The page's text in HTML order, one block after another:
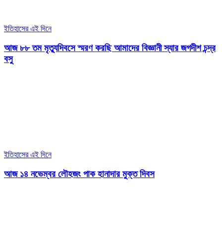
ইতিহাসের এই দিনে
আজ ৮৮ তম মৃত্যুদিবসে স্মরণ করছি আমাদের বিজ্ঞানী স্যার জগদীশ চন্দ্র
বসু
ইতিহাসের এই দিনে
আজ ১৪ নভেম্বর লৌহজং পাক হানাদার মুক্ত দিবস